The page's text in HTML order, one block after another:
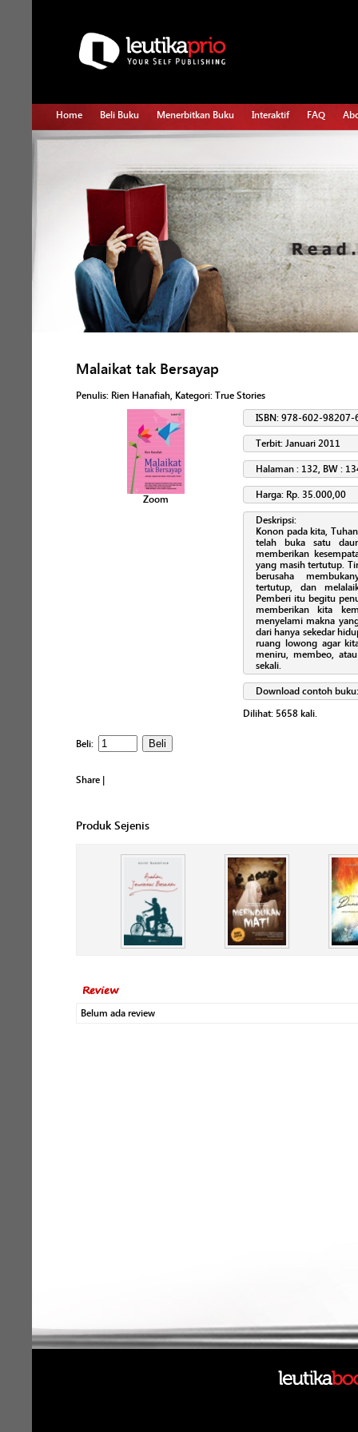
Home Beli Buku Menerbitkan Buku Interaktif FAQ
Malaikat tak Bersayap
Penulis: Rien Hanafiah, Kategori: True Stories
Zoom
ISBN: 978-602-98207-
Terbit: Januari 2011
Halaman : 132, BW :
Harga: Rp. 35.000,00
Deskripsi:
Konon pada kita,
telah buka satu
memberikan
yang masih tertutup.
berusaha
tertutup, dan
Pemberi itu begitu
memberikan kita
menyelami makna
dari hanya sekedar
ruang lowong agar
meniru, membeo,
sekali.
Download contoh
Dilihat: 5658 kali.
Beli:
Share |
Produk Sejenis
Review
Belum ada review